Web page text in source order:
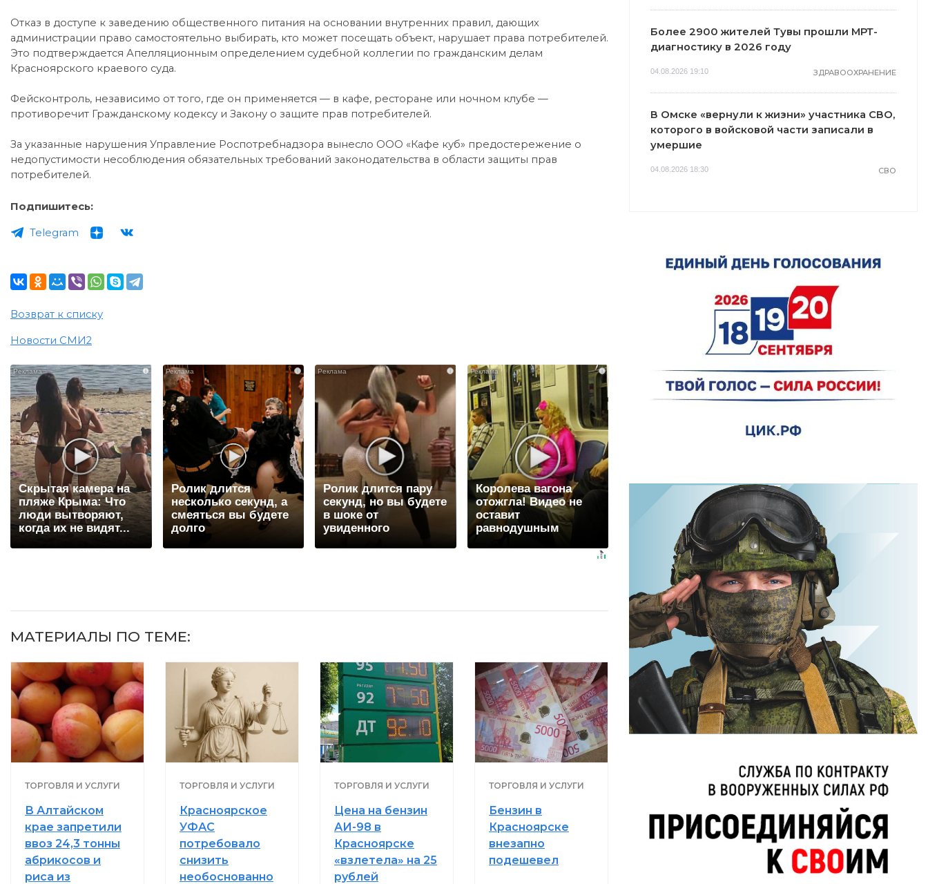
Отказ в доступе к заведению общественного питания на основании внутренних правил, дающих
администрации право самостоятельно выбирать, кто может посещать объект, нарушает права потребителей.
Это подтверждается Апелляционным определением судебной коллегии по гражданским делам
Красноярского краевого суда.
Фейсконтроль, независимо от того, где он применяется — в кафе, ресторане или ночном клубе —
противоречит Гражданскому кодексу и Закону о защите прав потребителей.
За указанные нарушения Управление Роспотребнадзора вынесло ООО «Кафе куб» предостережение о
недопустимости несоблюдения обязательных требований законодательства в области защиты прав
потребителей.
Подпишитесь:
Telegram
Возврат к списку
Новости СМИ2
i
Скрытая камера на
пляже Крыма: Что
люди вытворяют,
когда их не видят...
i
Ролик длится
несколько секунд, а
смеяться вы будете
долго
i
Ролик длится пару
секунд, но вы будете
в шоке от
увиденного
i
Королева вагона
отожгла! Видео не
оставит
равнодушным
МАТЕРИАЛЫ ПО ТЕМЕ:
ТОРГОВЛЯ И УСЛУГИ
В Алтайском
крае запретили
ввоз 24,3 тонны
абрикосов и
риса из
ТОРГОВЛЯ И УСЛУГИ
Красноярское
УФАС
потребовало
снизить
необоснованно
ТОРГОВЛЯ И УСЛУГИ
Цена на бензин
АИ-98 в
Красноярске
«взлетела» на 25
рублей
ТОРГОВЛЯ И УСЛУГИ
Бензин в
Красноярске
внезапно
подешевел
Более 2900 жителей Тувы прошли МРТ-
диагностику в 2026 году
04.08.2026 19:10 ЗДРАВООХРАНЕНИЕ
В Омске «вернули к жизни» участника СВО,
которого в войсковой части записали в
умершие
04.08.2026 18:30 СВО